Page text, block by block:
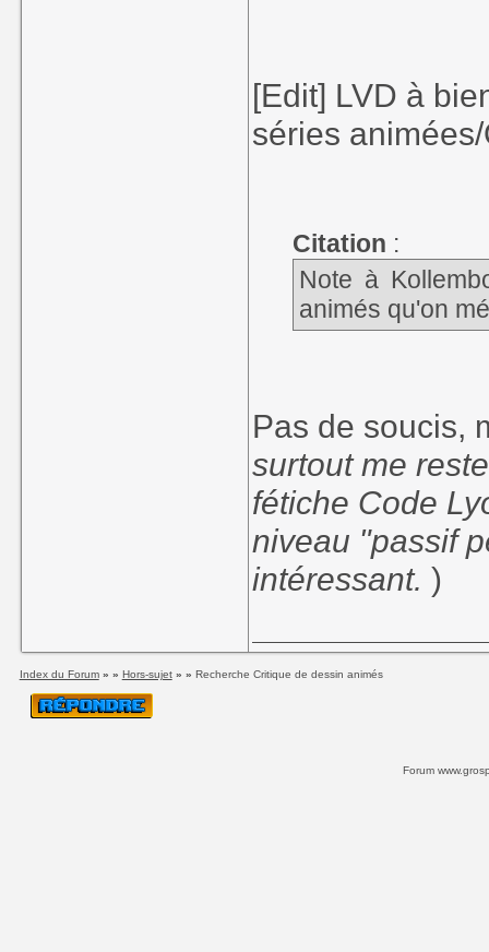
[Edit] LVD à
séries
Citation :
Note à
animés qu'on
Pas de soucis,
surtout me
fétiche Code
niveau "passif
intéressant. )
Index du Forum» » Hors-sujet» » Recherche Critique de dessin animés
Forum